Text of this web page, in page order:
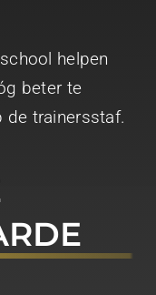
helpen
beter te
de trainersstaf.